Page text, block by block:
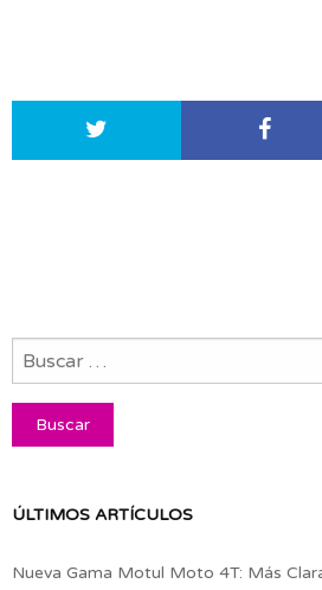
ÚLTIMOS ARTÍCULOS
Nueva Gama Motul Moto 4T: Más